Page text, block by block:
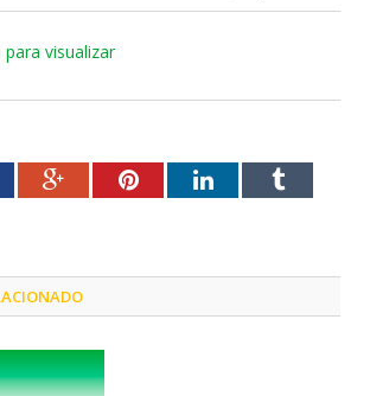
para visualizar
Google+PinterestLinkedInTumblr